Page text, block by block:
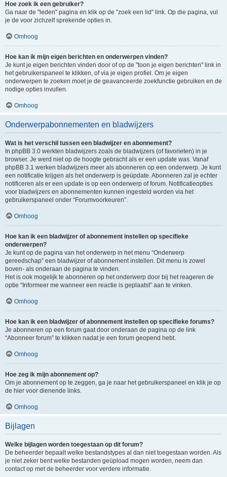
Hoe zoek ik een gebruiker?
Ga naar de "leden" pagina en klik op de "zoek een lid" link. Op die pagina, vul
je de voor zichzelf sprekende opties in.
Omhoog
Hoe kan ik mijn eigen berichten en onderwerpen vinden?
Je kunt je eigen berichten vinden door of op de "toon je eigen berichten" link in
het gebruikerspaneel te klikken, of via je eigen profiel. Om je eigen
onderwerpen te zoeken moet je de geavanceerde zoekfunctie gebruiken en de
nodige opties invullen.
Omhoog
Onderwerpabonnementen en bladwijzers
Wat is het verschil tussen een bladwijzer en abonnement?
In phpBB 3.0 werkten bladwijzers zoals de bladwijzers (of favorieten) in je
browser. Je werd niet op de hoogte gebracht als er een update was. Vanaf
phpBB 3.1 werken bladwijzers meer als abonneren op een onderwerp. Je kunt
een notificatie krijgen als het onderwerp is geüpdate. Abonneren zal je echter
notificeren als er een update is op een onderwerp of forum. Notificatieopties
voor bladwijzers en abonnementen kunnen ingesteld worden via het
gebruikerspaneel onder “Forumvoorkeuren”.
Omhoog
Hoe kan ik een bladwijzer of abonnement instellen op specifieke
onderwerpen?
Je kunt op de pagina van het onderwerp in het menu “Onderwerp
gereedschap” een bladwijzer of abonnement instellen. Dit menu is zowel
boven- als onderaan de pagina te vinden.
Het is ook mogelijk te abonneren op het onderwerp door bij het reageren de
optie “Informeer me wanneer een reactie is geplaatst” aan te vinken.
Omhoog
Hoe kan ik een bladwijzer of abonnement instellen op specifieke forums?
Je abonneren op een forum gaat door onderaan de pagina op de link
“Abonneer forum” te klikken nadat je een forum geopend hebt.
Omhoog
Hoe zeg ik mijn abonnement op?
Om je abonnement op te zeggen, ga je naar het gebruikerspaneel en klik je op
de hier voor dienende links.
Omhoog
Bijlagen
Welke bijlagen worden toegestaan op dit forum?
De beheerder bepaalt welke bestandstypes al dan niet toegestaan worden. Als
je niet zeker bent welke bestanden geüpload mogen worden, neem dan
contact op met de beheerder voor verdere informatie.